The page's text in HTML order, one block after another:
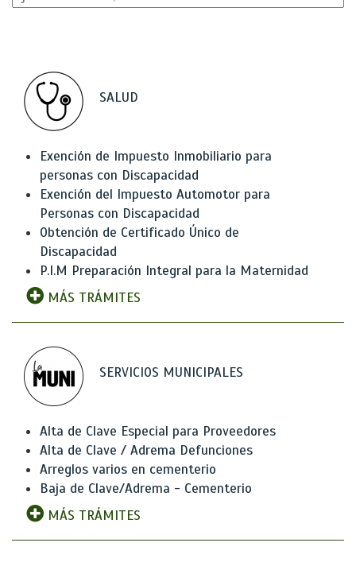
SALUD
Exención de Impuesto Inmobiliario para
personas con Discapacidad
Exención del Impuesto Automotor para
Personas con Discapacidad
Obtención de Certificado Único de
Discapacidad
P.I.M Preparación Integral para la Maternidad
MÁS TRÁMITES
SERVICIOS MUNICIPALES
Alta de Clave Especial para Proveedores
Alta de Clave / Adrema Defunciones
Arreglos varios en cementerio
Baja de Clave/Adrema - Cementerio
MÁS TRÁMITES